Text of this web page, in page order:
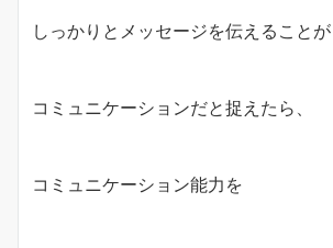
しっかりとメッセージを伝えることが
コミュニケーションだと捉えたら、
コミュニケーション能力を